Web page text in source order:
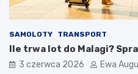
SAMOLOTY TRANSPORT
Ile trwa lot do Malagi?
3 czerwca 2026 Ewa